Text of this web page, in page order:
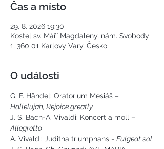
Čas a místo
29. 8. 2026 19:30
Kostel sv. Máří Magdaleny, nám. Svobody
1, 360 01 Karlovy Vary, Česko
O události
G. F. Händel: Oratorium Mesiáš –
Hallelujah, Rejoice greatly
J. S. Bach-A. Vivaldi: Koncert a moll –
Allegretto
A. Vivaldi: Juditha triumphans - Fulgeat sol